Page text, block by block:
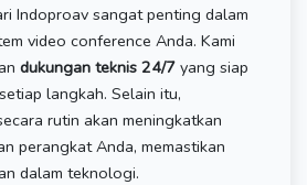
Indoproav sangat penting dalam
video conference Anda. Kami
dukungan teknis 24/7 yang siap
langkah. Selain itu,
rutin akan meningkatkan
perangkat Anda, memastikan
dalam teknologi.